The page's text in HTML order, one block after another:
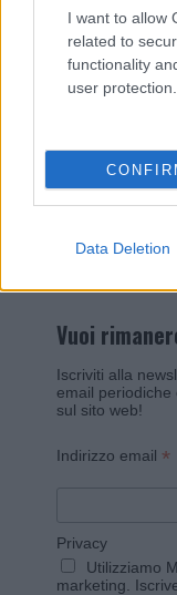
I want to allow
related to
functionality
user protection.
Data Deletion
Invia un
Vuoi
Iscriviti alla
email
sul sito web!
Indirizzo email *
Privacy
Utilizziamo
marketing.